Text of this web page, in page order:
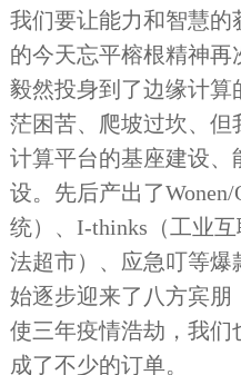
我们要让能力和智慧的
的今天忘平榕根精神再
毅然投身到了边缘计算
茫困苦、爬坡过坎、但
计算平台的基座建设、
设。先后产出了
统）、I-thinks（工业
法超市）、应急叮等
始逐步迎来了八方宾朋
使三年疫情浩劫，我
成了不少的订单。